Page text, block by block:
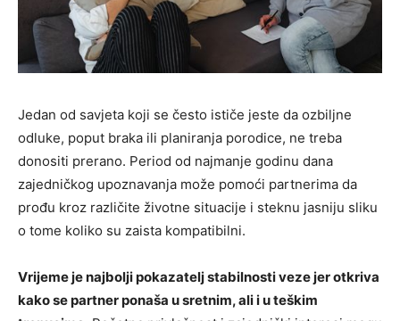
Jedan od savjeta koji se često ističe jeste da ozbiljne
odluke, poput braka ili planiranja porodice, ne treba
donositi prerano. Period od najmanje godinu dana
zajedničkog upoznavanja može pomoći partnerima da
prođu kroz različite životne situacije i steknu jasniju sliku
o tome koliko su zaista kompatibilni.
Vrijeme je najbolji pokazatelj stabilnosti veze jer otkriva
kako se partner ponaša u sretnim, ali i u teškim